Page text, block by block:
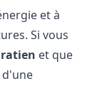
et à
Si vous
et que
d'une